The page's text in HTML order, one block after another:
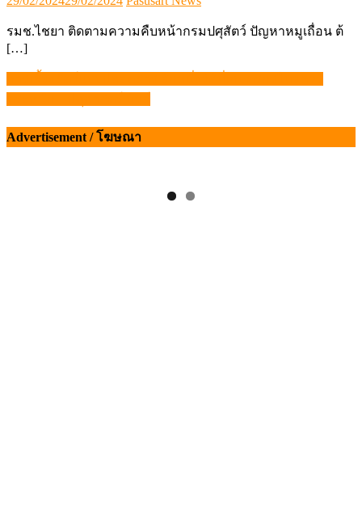
รมช.ไชยา ติดตามความคืบหน้ากรมปศุสัตว์ ปัญหาหมูเถื่อน ต้
[…]
แนะแนว
Advertisement / โฆษณา